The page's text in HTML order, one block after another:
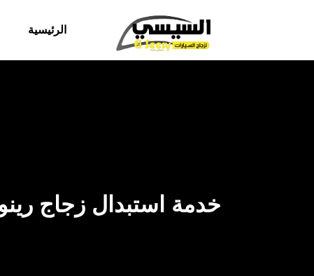
الرئيسية